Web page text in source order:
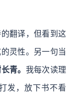
翻译，但看到这
灵性。另一句当
青。 我每次读理
发，放下书不看